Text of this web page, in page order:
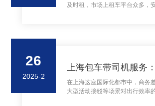
及时租，市场上租车平台众多，
26
2025-2
在上海这座国际化都市中，商务
大型活动接驳等场景对出行效率